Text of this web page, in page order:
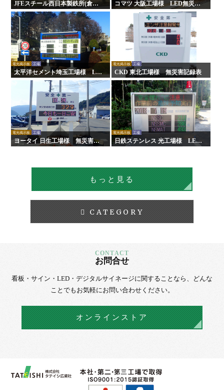
JFEスチール西日本製鉄所(倉敷
地区)様 LED無災害記録表
コマツ 大阪工場様 LED無災害
記録表
電光掲示板 工場
太平洋セメント埼玉工場様 LE
D無災害記録表
電光掲示板 工場
CKD 東北工場様 無災害記録表
電光掲示板 工場
ヨータイ 日生工場様 無災害記
録表
電光掲示板 工場
日鉄ステンレス 光工場様 LED
無災害記録表
もっと見る
CATEGORY
お問合せ
看板・サイン・LED・デジタルサイネージに関することなら、
どんな
ことでもお気軽にお問い合わせください。
オンラインストア